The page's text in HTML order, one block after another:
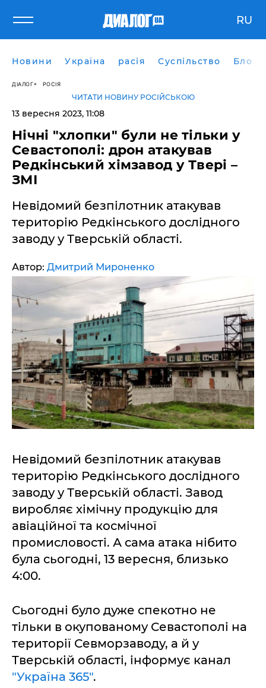
RU
Новини Україна расія Суспільство Блоги
ДІАЛОГ РОСІЯ
ЧИТАТИ НОВИНУ РОСІЙСЬКОЮ
13 вересня 2023, 11:08
Нічні "хлопки" були не тільки у
Севастополі: дрон атакував
Редкінський хімзавод у Твері –
ЗМІ
Невідомий безпілотник атакував
територію Редкінського дослідного
заводу у Тверській області.
Автор: Дмитрий Мироненко
Невідомий безпілотник атакував
територію Редкінського дослідного
заводу у Тверській області. Завод
виробляє хімічну продукцію для
авіаційної та космічної
промисловості. А сама атака нібито
була сьогодні, 13 вересня, близько
4:00.
Сьогодні було дуже спекотно не
тільки в окупованому Севастополі на
території Севморзаводу, а й у
Тверській області, інформує канал
"Україна 365".